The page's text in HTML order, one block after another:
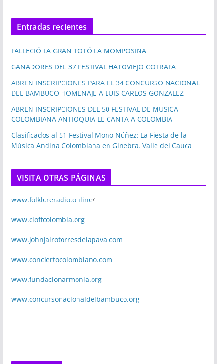
Entradas recientes
FALLECIÓ LA GRAN TOTÓ LA MOMPOSINA
GANADORES DEL 37 FESTIVAL HATOVIEJO COTRAFA
ABREN INSCRIPCIONES PARA EL 34 CONCURSO NACIONAL
DEL BAMBUCO HOMENAJE A LUIS CARLOS GONZALEZ
ABREN INSCRIPCIONES DEL 50 FESTIVAL DE MUSICA
COLOMBIANA ANTIOQUIA LE CANTA A COLOMBIA
Clasificados al 51 Festival Mono Núñez: La Fiesta de la
Música Andina Colombiana en Ginebra, Valle del Cauca
VISITA OTRAS PÁGINAS
www.folkloreradio.online/
www.cioffcolombia.org
www.johnjairotorresdelapava.com
www.conciertocolombiano.com
www.fundacionarmonia.org
www.concursonacionaldelbambuco.org